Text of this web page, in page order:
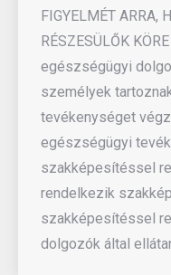
FIGYELMÉT ARRA,
RÉSZESÜLŐK
egészségügyi
személyek
tevékenységet
egészségügyi
szakképesítéssel
rendelkezik
szakképesítéssel
dolgozók által